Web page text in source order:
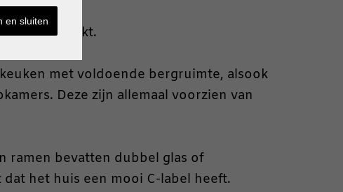
zijn gebruikt.
met voldoende bergruimte, alsook
Deze zijn allemaal voorzien van
ramen bevatten dubbel glas of
het huis een mooi C-label heeft.
en sluiten